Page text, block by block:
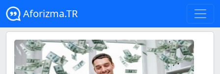
Aforizma.TR